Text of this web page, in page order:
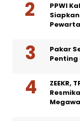
PPWI
Pakar
Penting
ZEEKR,